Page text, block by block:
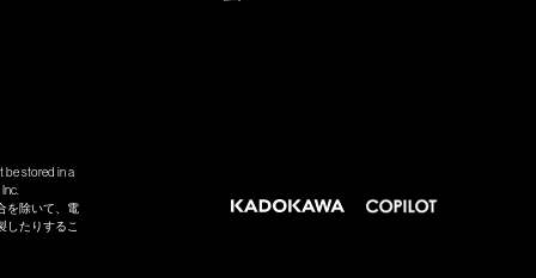
be stored in a
を除いて、電
したりするこ